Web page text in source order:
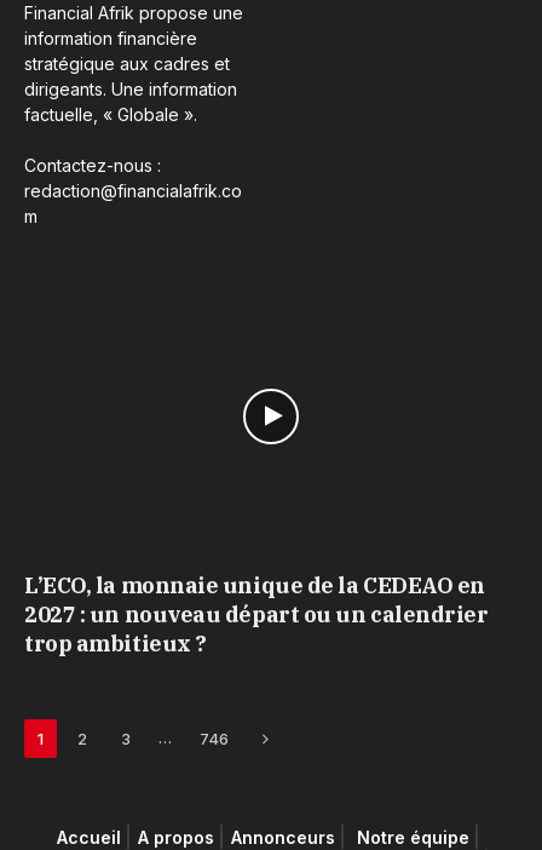
Financial Afrik propose une
information financière
stratégique aux cadres et
dirigeants. Une information
factuelle, « Globale ».
Contactez-nous :
redaction@financialafrik.co
m
L’ECO, la monnaie unique de la CEDEAO en
2027 : un nouveau départ ou un calendrier
trop ambitieux ?
1 2 3 … 746 Next
Accueil A propos Annonceurs Notre équipe